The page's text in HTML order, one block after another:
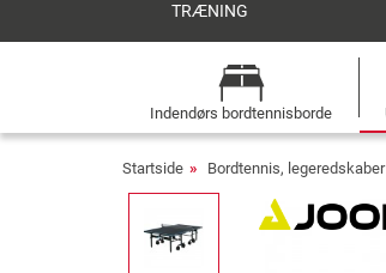
TRÆNING
Indendørs bordtennisborde
Startside Bordtennis,